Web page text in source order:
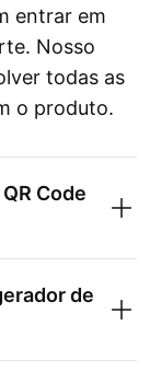
entrar em
Nosso
todas as
o produto.
Code
de